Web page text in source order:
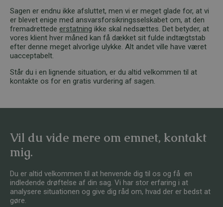
Sagen er endnu ikke afsluttet, men vi er meget glade for, at vi
er blevet enige med ansvarsforsikringsselskabet om, at den
fremadrettede erstatning ikke skal nedsættes. Det betyder, at
vores klient hver måned kan få dækket sit fulde indtægtstab
efter denne meget alvorlige ulykke. Alt andet ville have været
uacceptabelt.
Står du i en lignende situation, er du altid velkommen til at
kontakte os for en gratis vurdering af sagen.
Vil du vide mere om emnet, kontakt
mig.
Du er altid velkommen til at henvende dig til os og få en
indledende drøftelse af din sag. Vi har stor erfaring i at
analysere situationen og give dig råd om, hvad der er bedst at
gøre.